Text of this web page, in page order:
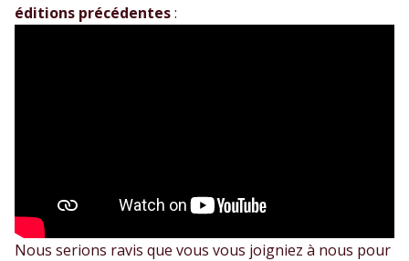
éditions précédentes:
Nous serions ravis que vous vous joigniez à nous pour